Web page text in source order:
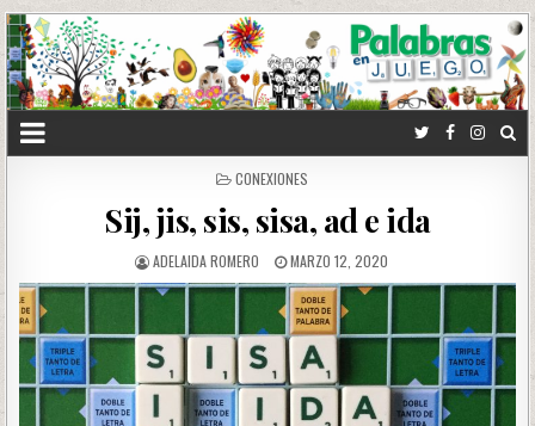
POSTED
CONEXIONES
Sij, jis, sis, sisa, ad e ida
ADELAIDA ROMERO MARZO 12, 2020